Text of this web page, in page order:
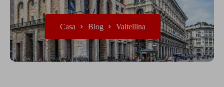
Casa Blog Valtellina